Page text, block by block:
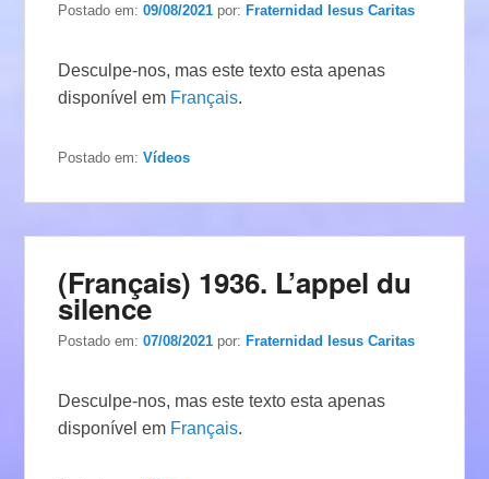
Postado em:09/08/2021 por:Fraternidad Iesus Caritas
Desculpe-nos, mas este texto esta apenas
disponível em Français.
Postado em: Vídeos
(Français) 1936. L’appel du
silence
Postado em:07/08/2021 por: Fraternidad Iesus Caritas
Desculpe-nos, mas este texto esta apenas
disponível em Français.